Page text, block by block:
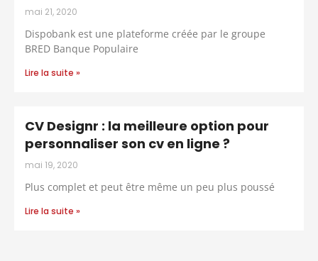
mai 21, 2020
Dispobank est une plateforme créée par le groupe
BRED Banque Populaire
Lire la suite »
CV Designr : la meilleure option pour
personnaliser son cv en ligne ?
mai 19, 2020
Plus complet et peut être même un peu plus poussé
Lire la suite »